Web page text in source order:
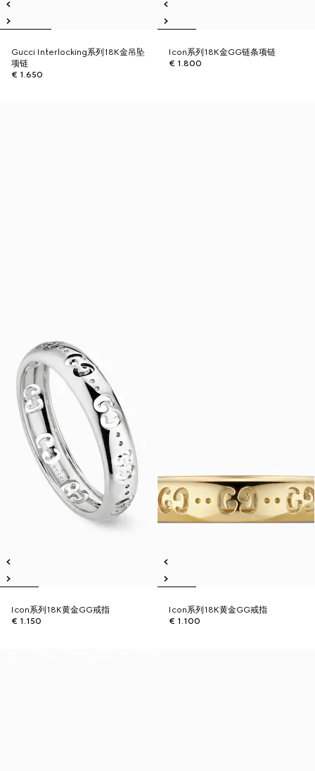
Gucci Interlocking系列18K金吊坠
项链
€ 1.650
Icon系列18K金GG链条项链
€ 1.800
Icon系列18K黄金GG戒指
€ 1.150
Icon系列18K黄金GG戒指
€ 1.100